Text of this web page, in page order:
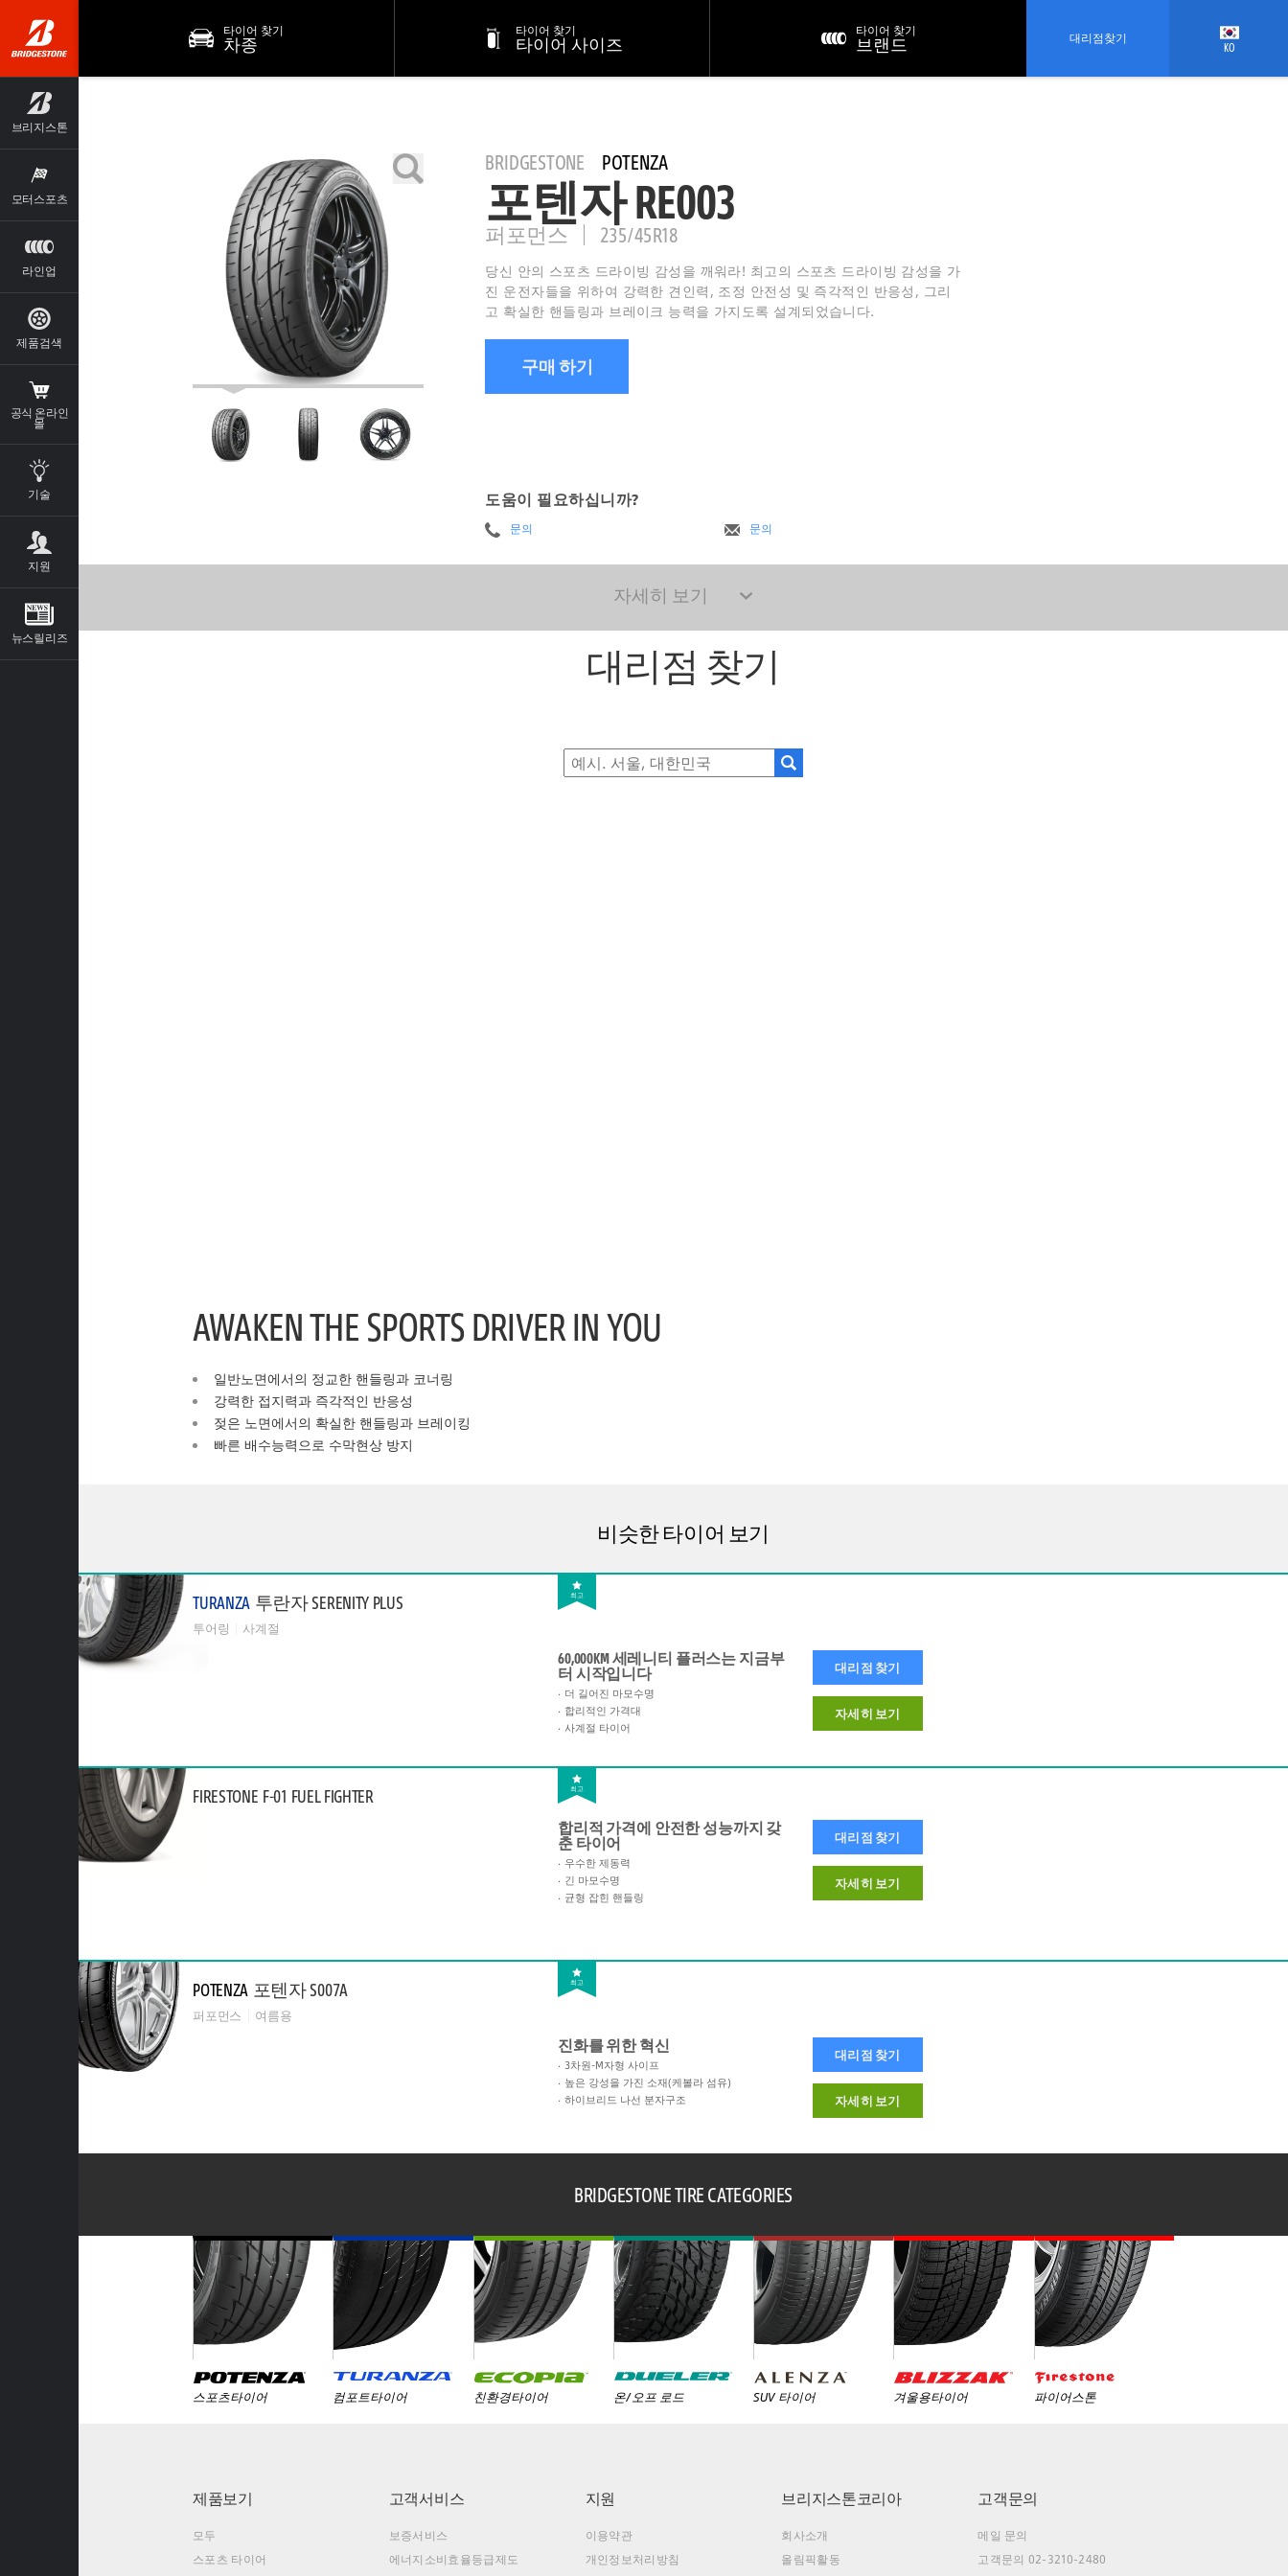
브리지스톤
모터스포츠
라인업
제품검색
공식 온라인
몰
기술
지원
뉴스릴리즈
타이어 찾기
차종
타이어 찾기
타이어 사이즈
타이어 찾기
브랜드 대리점찾기
KO
BRIDGESTONE POTENZA
포텐자 RE003
퍼포먼스 235/45R18
당신 안의 스포츠 드라이빙 감성을 깨워라! 최고의 스포츠 드라이빙 감성을 가
진 운전자들을 위하여 강력한 견인력, 조정 안전성 및 즉각적인 반응성, 그리
고 확실한 핸들링과 브레이크 능력을 가지도록 설계되었습니다.
구매 하기
도움이 필요하십니까?
문의 문의
자세히 보기
대리점 찾기
AWAKEN THE SPORTS DRIVER IN YOU
일반노면에서의 정교한 핸들링과 코너링
강력한 접지력과 즉각적인 반응성
젖은 노면에서의 확실한 핸들링과 브레이킹
빠른 배수능력으로 수막현상 방지
비슷한 타이어 보기
최고
TURANZA 투란자 SERENITY PLUS
투어링 사계절
60,000KM 세레니티 플러스는 지금부
터 시작입니다
더 길어진 마모수명
합리적인 가격대
사계절 타이어
대리점 찾기
자세히 보기
최고
FIRESTONE F-01 FUEL FIGHTER
합리적 가격에 안전한 성능까지 갖
춘 타이어
우수한 제동력
긴 마모수명
균형 잡힌 핸들링
대리점 찾기
자세히 보기
최고
POTENZA 포텐자 S007A
퍼포먼스 여름용
진화를 위한 혁신
3차원-M자형 사이프
높은 강성을 가진 소재(케볼라 섬유)
하이브리드 나선 분자구조
대리점 찾기
자세히 보기
BRIDGESTONE TIRE CATEGORIES
스포츠타이어 컴포트타이어 친환경타이어 온/오프 로드 SUV 타이어 겨울용타이어 파이어스톤
제품보기
모두
스포츠 타이어
고객서비스
보증서비스
에너지소비효율등급제도
지원
이용약관
개인정보처리방침
브리지스톤코리아
회사소개
올림픽활동
고객문의
메일 문의
고객문의 02-3210-2480